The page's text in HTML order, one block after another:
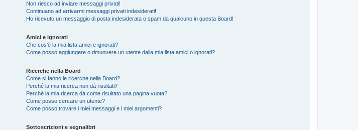
Non riesco ad inviare messaggi privati!
Continuano ad arrivarmi messaggi privati indesiderati!
Ho ricevuto un messaggio di posta indesiderata o spam da qualcuno in questa Board!
Amici e ignorati
Che cos’è la mia lista amici e ignorati?
Come posso aggiungere o rimuovere un utente dalla mia lista amici o ignorati?
Ricerche nella Board
Come si fanno le ricerche nella Board?
Perché la mia ricerca non dà risultati?
Perché la mia ricerca dà come risultato una pagina vuota?
Come posso cercare un utente?
Come posso trovare i miei messaggi e i miei argomenti?
Sottoscrizioni e segnalibri